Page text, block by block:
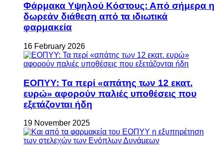
Φάρμακα Υψηλού Κόστους: Από σήμερα η
δωρεάν διάθεση από τα ιδιωτικά
φαρμακεία
16 February 2026
ΕΟΠΥΥ: Τα περί «απάτης των 12 εκατ.
ευρώ» αφορούν παλιές υποθέσεις που
εξετάζονται ήδη
19 November 2025